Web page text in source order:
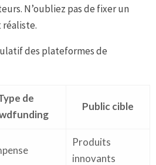
N’oubliez pas de fixer un
des plateformes de
de
Public cible
Produits
innovants